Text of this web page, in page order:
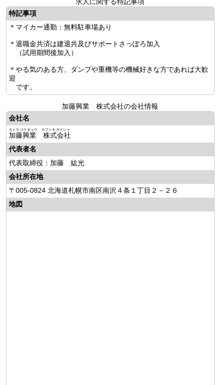
特記事項
＊マイカー通勤：無料駐車場あり
＊退職金共済は建退共及びサポートさっぽろ加入
（試用期間後加入）
＊やる気のある方、ダンプや重機等の機械好きな方であれば大歓
迎
です。
加藤興業 株式会社の会社情報
会社名
加藤興業 株式会社
カトウコウギョウ カブシキガイシャ
代表者名
代表取締役：加藤 紘光
会社所在地
〒005-0824 北海道札幌市南区南沢４条１丁目２－２６
地図